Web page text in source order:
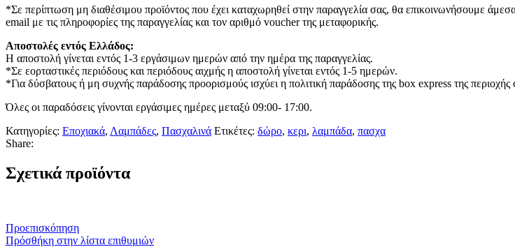
*Σε περίπτωση μη διαθέσιμου προϊόντος που έχει καταχωρηθεί στην παραγγελία σας, θα επικοινωνήσουμε
email με τις πληροφορίες της παραγγελίας και τον αριθμό voucher της μεταφορικής.
Αποστολές εντός Ελλάδος:
Η αποστολή γίνεται εντός 1-3 εργάσιμων ημερών από την ημέρα της παραγγελίας.
*Σε εορταστικές περιόδους και περιόδους αιχμής η αποστολή γίνεται εντός 1-5 ημερών.
*Για δύσβατους ή μη συχνής παράδοσης προορισμούς ισχύει η πολιτική παράδοσης της box express της περιοχής
Όλες οι παραδόσεις γίνονται εργάσιμες ημέρες μεταξύ 09:00- 17:00.
Κατηγορίες: Εποχιακά, Λαμπάδες, Πασχαλινά Ετικέτες: δώρο, κερι, λαμπάδα, πασχα
Share:
Σχετικά προϊόντα
Προεπισκόπηση
Πρόσθήκη στην λίστα επιθυμιών